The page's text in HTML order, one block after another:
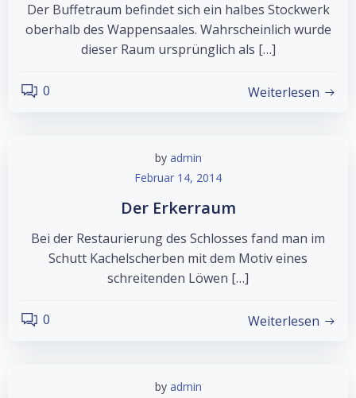
Der Buffetraum befindet sich ein halbes Stockwerk
oberhalb des Wappensaales. Wahrscheinlich wurde
dieser Raum ursprünglich als […]
0 Weiterlesen
by admin
Februar 14, 2014
Der Erkerraum
Bei der Restaurierung des Schlosses fand man im
Schutt Kachelscherben mit dem Motiv eines
schreitenden Löwen […]
0 Weiterlesen
by admin